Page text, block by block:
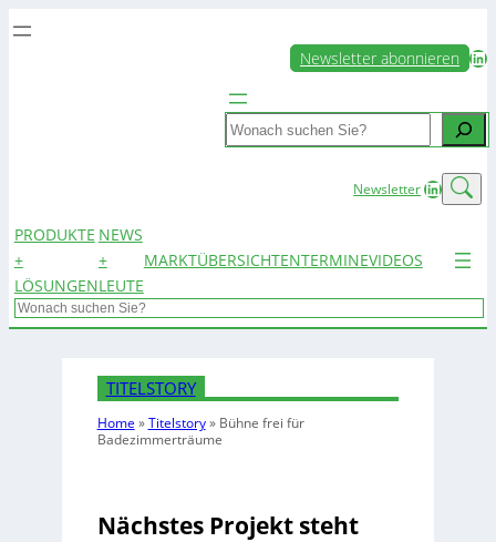
Newsletter abonnieren LinkedIn
Search
NewsletterLinkedIn
PRODUKTE
+
LÖSUNGEN
NEWS
+
LEUTE
MARKTÜBERSICHTENTERMINEVIDEOS
Search
TITELSTORY
Home »Titelstory» Bühne frei für
Badezimmerträume
Nächstes Projekt steht